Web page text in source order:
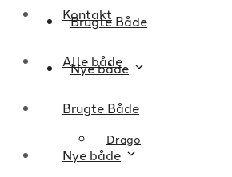
Brugte Både
Nye både
Drago
Kontakt
Alle både
Brugte Både
Nye både